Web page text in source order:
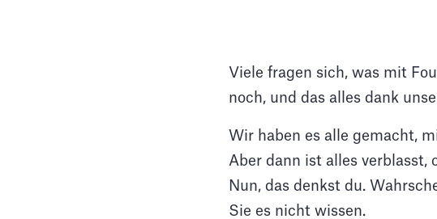
Viele fragen sich, was mit
noch, und das alles dank
Wir haben es alle gemacht,
Aber dann ist alles verblasst,
Nun, das denkst du.
Sie es nicht wissen.